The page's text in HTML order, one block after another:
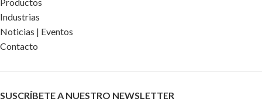
Industrias
Noticias | Eventos
Contacto
SUSCRÍBETE A NUESTRO NEWSLETTER